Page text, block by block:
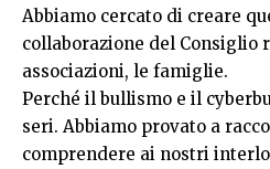
Abbiamo cercato di creare
collaborazione del Consiglio
associazioni, le famiglie.
Perché il bullismo e il
seri. Abbiamo provato a
comprendere ai nostri